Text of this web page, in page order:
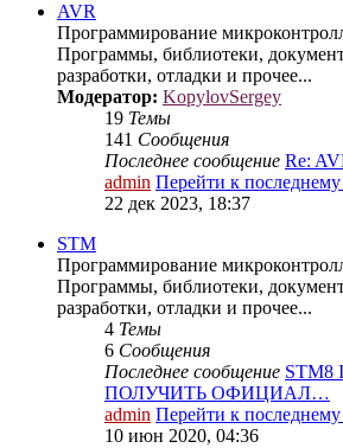
AVR
Программирование
Программы, библиотеки,
разработки, отладки и прочее...
Модератор: KopylovSergey
19 Темы
141 Сообщения
Последнее сообщение Re:
admin Перейти к
22 дек 2023, 18:37
STM
Программирование
Программы, библиотеки,
разработки, отладки и прочее...
4 Темы
6 Сообщения
Последнее сообщение
ПОЛУЧИТЬ ОФИЦИАЛ…
admin Перейти к
10 июн 2020, 04:36